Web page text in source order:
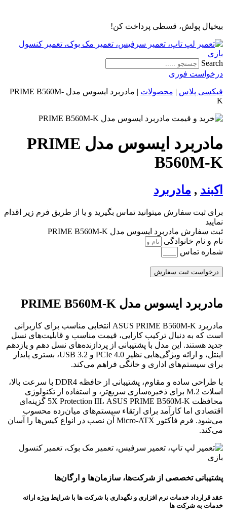
محتوا
بیخیال پولش، قسطی پرداخت کن!
Search
درخواست فوری
فیکسی پلاس | محصولات |
مادربرد ایسوس مدل PRIME B560M-
K
مادربرد ایسوس مدل PRIME
B560M-K
اکبند , مادربرد
برای ثبت سفارش میتوانید تماس بگیرید و یا از طریق فرم زیر اقدام
نمایید
ثبت سفارش مادربرد ایسوس مدل PRIME B560M-K
نام و نام خانوادگی
شماره تماس
درخواست ثبت سفارش
مادربرد ایسوس مدل PRIME B560M-K
مادربرد ASUS PRIME B560M-K انتخابی مناسب برای کاربرانی
است که به دنبال ترکیب کارایی، قیمت مناسب و قابلیت‌های نسل
جدید هستند. این مدل با پشتیبانی از پردازنده‌های نسل دهم و یازدهم
اینتل، و ارائه ویژگی‌هایی نظیر PCIe 4.0 و USB 3.2، بستری پایدار
برای سیستم‌های اداری و خانگی فراهم می‌کند.
با طراحی ساده و مقاوم، پشتیبانی از حافظه DDR4 با سرعت بالا،
اسلات M.2 برای ذخیره‌سازی سریع‌تر، و استفاده از تکنولوژی
محافظت 5X Protection III، ASUS PRIME B560M-K گزینه‌ای
اقتصادی اما کارآمد برای ارتقاء سیستم‌های میان‌رده محسوب
می‌شود. فرم فاکتور Micro-ATX آن نصب در انواع کیس‌ها را آسان
می‌کند.
پشتیبانی تخصصی از شرکت‌ها، سازمان‌ها و ارگان‌ها
عقد قرارداد خدمات نرم افزاری و نگهداری با شرکت ها با شرایط ویژه ارائه
خدمات به شرکت ها